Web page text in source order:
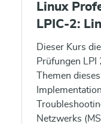
Linux
LPIC-2:
Dieser Kurs
Prüfungen
Themen
Netzwerks